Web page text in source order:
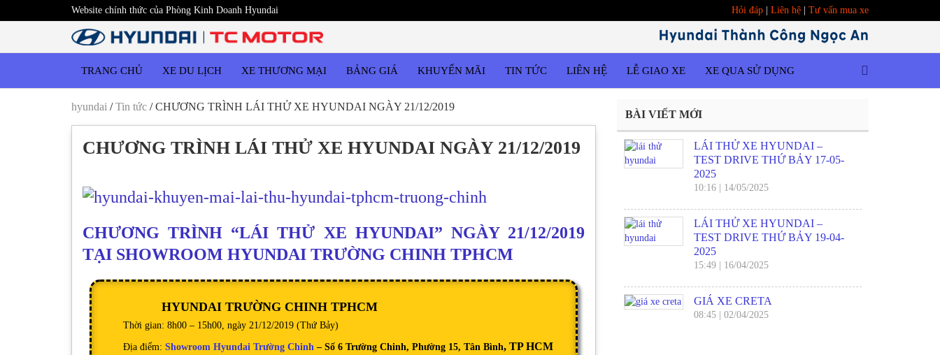
Website chính thức của Phòng Kinh Doanh Hyundai Hỏi đáp Liên hệ Tư vấn mua xe
TRANG CHỦ XE DU LỊCH XE THƯƠNG MẠI BẢNG GIÁ KHUYẾN MÃI TIN TỨC LIÊN HỆ LỄ GIAO XE XE QUA SỬ DỤNG
hyundai /Tin tức /CHƯƠNG TRÌNH LÁI THỬ XE HYUNDAI NGÀY 21/12/2019
CHƯƠNG TRÌNH LÁI THỬ XE HYUNDAI NGÀY 21/12/2019
CHƯƠNG TRÌNH “LÁI THỬ XE HYUNDAI” NGÀY 21/12/2019
TẠI SHOWROOM HYUNDAI TRƯỜNG CHINH TPHCM
HYUNDAI TRƯỜNG CHINH TPHCM
Thời gian: 8h00 – 15h00, ngày 21/12/2019 (Thứ Bảy)
Địa điểm: Showroom Hyundai Trường Chinh – Số 6 Trường Chinh, Phường 15, Tân Bình, TP HCM
BÀI VIẾT MỚI
LÁI THỬ XE HYUNDAI –
TEST DRIVE THỨ BẢY 17-05-
2025
10:16 14/05/2025
LÁI THỬ XE HYUNDAI –
TEST DRIVE THỨ BẢY 19-04-
2025
15:49 16/04/2025
GIÁ XE CRETA
08:45 02/04/2025